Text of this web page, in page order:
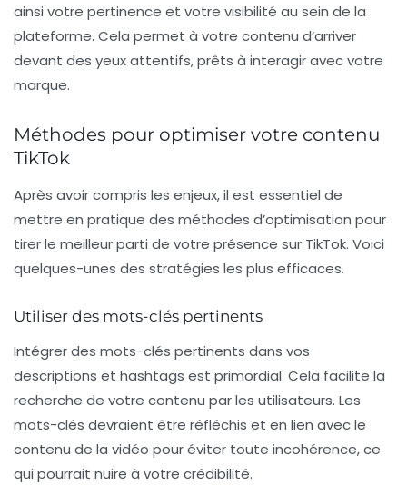
ainsi votre pertinence et votre visibilité au sein de la
plateforme. Cela permet à votre contenu d’arriver
devant des yeux attentifs, prêts à interagir avec votre
marque.
Méthodes pour optimiser votre contenu
TikTok
Après avoir compris les enjeux, il est essentiel de
mettre en pratique des méthodes d’optimisation pour
tirer le meilleur parti de votre présence sur TikTok. Voici
quelques-unes des stratégies les plus efficaces.
Utiliser des mots-clés pertinents
Intégrer des mots-clés pertinents dans vos
descriptions et hashtags est primordial. Cela facilite la
recherche de votre contenu par les utilisateurs. Les
mots-clés devraient être réfléchis et en lien avec le
contenu de la vidéo pour éviter toute incohérence, ce
qui pourrait nuire à votre crédibilité.